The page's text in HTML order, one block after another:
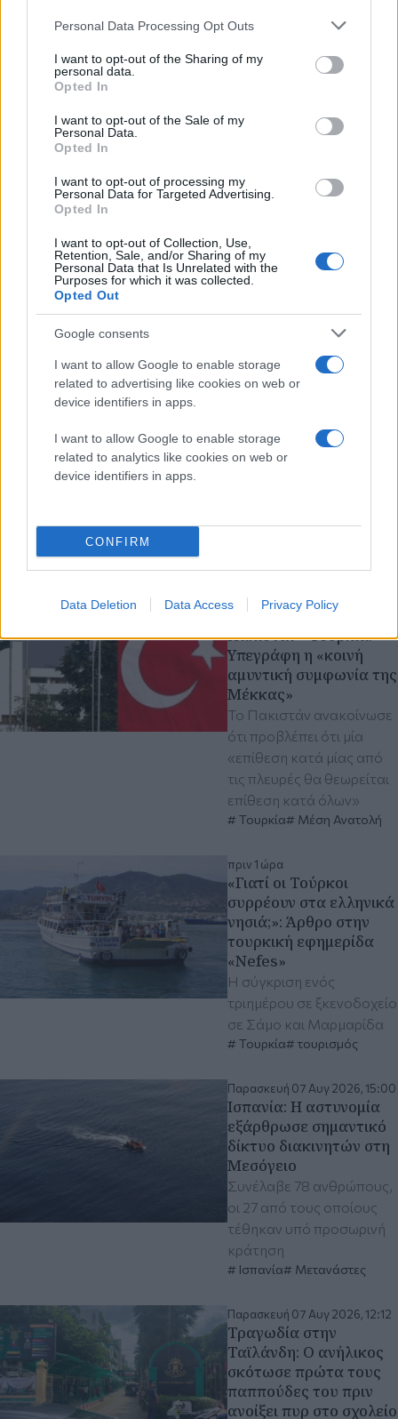
Please note that this website/app uses one or more Google
not limited to your visit or usage behaviour. You may click to
grant or deny consent to Google and its third-party tags to
use your data for below specified purposes in below Google
consent section.
Personal Data Processing Opt Outs
I want to opt-out of the Sharing of my
personal data.
Opted In
I want to opt-out of the Sale of my
Personal Data.
Opted In
I want to opt-out of processing my
Personal Data for Targeted Advertising.
Opted In
I want to opt-out of Collection, Use,
Retention, Sale, and/or Sharing of my
Personal Data that Is Unrelated with the
Purposes for which it was collected.
Opted Out
Google consents
I want to allow Google to enable storage
related to advertising like cookies on web or
device identifiers in apps.
I want to allow Google to enable storage
related to analytics like cookies on web or
device identifiers in apps.
CONFIRM
Data Deletion Data Access Privacy Policy
Διαβάστε περισσότερα
πριν 3 λεπτά
Σαουδική Αραβία -
Πακιστάν - Τουρκία:
Υπεγράφη η «κοινή
αμυντική συμφωνία της
Μέκκας»
Το Πακιστάν ανακοίνωσε
ότι προβλέπει ότι μία
«επίθεση κατά μίας από
τις πλευρές θα θεωρείται
επίθεση κατά όλων»
Τουρκία Μέση Ανατολή
πριν 1 ώρα
«Γιατί οι Τούρκοι
συρρέουν στα ελληνικά
νησιά;»: Άρθρο στην
τουρκική εφημερίδα
«Nefes»
Η σύγκριση ενός
τριημέρου σε ξκενοδοχείο
σε Σάμο και Μαρμαρίδα
Τουρκία τουρισμός
Παρασκευή 07 Αυγ 2026, 15:00
Ισπανία: Η αστυνομία
εξάρθρωσε σημαντικό
δίκτυο διακινητών στη
Μεσόγειο
Συνέλαβε 78 ανθρώπους,
οι 27 από τους οποίους
τέθηκαν υπό προσωρινή
κράτηση
Ισπανία Μετανάστες
Παρασκευή 07 Αυγ 2026, 12:12
Τραγωδία στην
Ταϊλάνδη: Ο ανήλικος
σκότωσε πρώτα τους
παππούδες του πριν
ανοίξει πυρ στο σχολείο